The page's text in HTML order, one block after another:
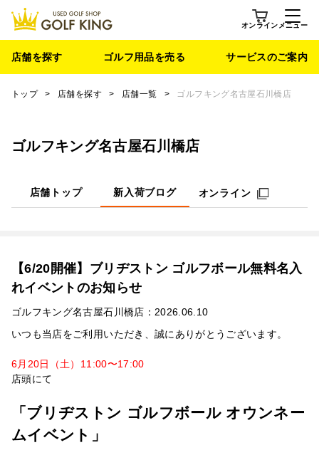
オンライン メニュー
店舗を探す ゴルフ用品を売る サービスのご案内
トップ > 店舗を探す > 店舗一覧 > ゴルフキング名古屋石川橋店
ゴルフキング名古屋石川橋店
店舗トップ 新入荷ブログ オンライン
【6/20開催】ブリヂストン ゴルフボール無料名入
れイベントのお知らせ
ゴルフキング名古屋石川橋店：2026.06.10
いつも当店をご利用いただき、誠にありがとうございます。
6月20日（土）11:00〜17:00
店頭にて
「ブリヂストン ゴルフボール オウンネー
ムイベント」